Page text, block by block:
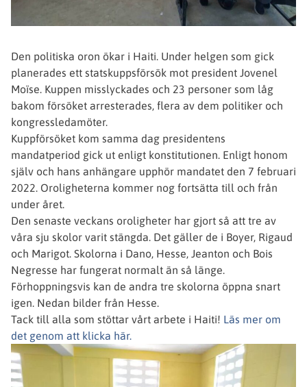
Den politiska oron ökar i Haiti. Under helgen som gick
planerades ett statskuppsförsök mot president Jovenel
Moïse. Kuppen misslyckades och 23 personer som låg
bakom försöket arresterades, flera av dem politiker och
kongressledamöter.
Kuppförsöket kom samma dag presidentens
mandatperiod gick ut enligt konstitutionen. Enligt honom
själv och hans anhängare upphör mandatet den 7 februari
2022. Oroligheterna kommer nog fortsätta till och från
under året.
Den senaste veckans oroligheter har gjort så att tre av
våra sju skolor varit stängda. Det gäller de i Boyer, Rigaud
och Marigot. Skolorna i Dano, Hesse, Jeanton och Bois
Negresse har fungerat normalt än så länge.
Förhoppningsvis kan de andra tre skolorna öppna snart
igen. Nedan bilder från Hesse.
Tack till alla som stöttar vårt arbete i Haiti! Läs mer om
det genom att klicka här.